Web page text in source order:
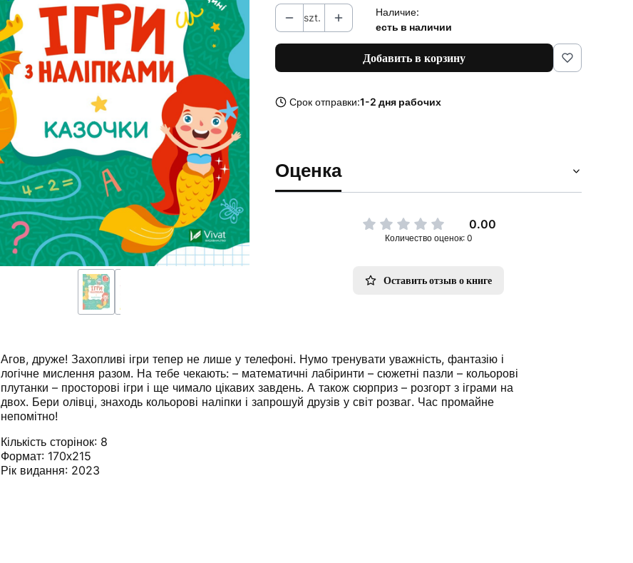
szt.
Наличие:
есть в наличии
Добавить в корзину
Срок отправки:1-2 дня рабочих
Оценка
0.00
Количество оценок: 0
Оставить отзыв о книге
Агов, друже! Захопливі ігри тепер не лише у телефоні. Нумо тренувати уважність, фантазію і
логічне мислення разом. На тебе чекають: – математичні лабіринти – сюжетні пазли – кольорові
плутанки – просторові ігри і ще чимало цікавих завдень. А також сюрприз – розгорт з іграми на
двох. Бери олівці, знаходь кольорові наліпки і запрошуй друзів у світ розваг. Час промайне
непомітно!
Кількість сторінок: 8
Формат: 170х215
Рік видання: 2023